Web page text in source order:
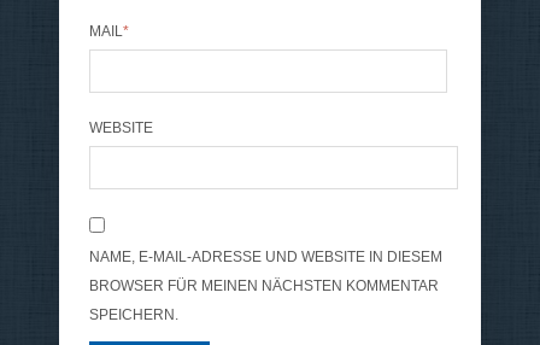
MAIL *
WEBSITE
NAME, E-MAIL-ADRESSE UND WEBSITE IN DIESEM
BROWSER FÜR MEINEN NÄCHSTEN KOMMENTAR
SPEICHERN.